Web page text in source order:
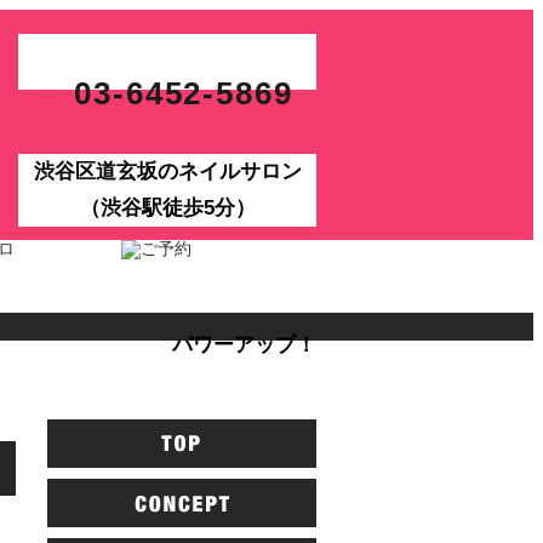
03-6452-5869
渋谷区道玄坂のネイルサロン
（渋谷駅徒歩5分）
パワーアップ！